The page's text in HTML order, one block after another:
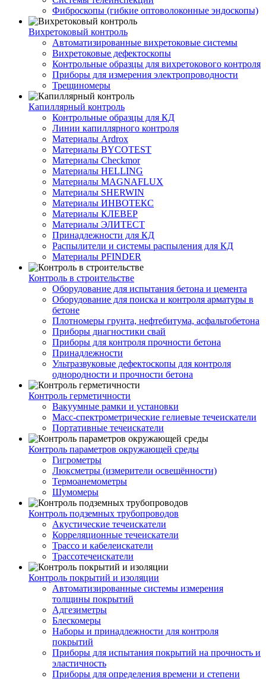
Фиброскопы (гибкие оптоволоконные эндоскопы)
Вихретоковый контроль
Автоматизированные вихретоковые системы
Вихретоковые дефектоскопы
Контрольные образцы для вихретокового контроля
Приборы для измерения электропроводности
Трещиномеры
Капиллярный контроль
Контрольные образцы для КД
Линии капиллярного контроля
Материалы Ardrox
Материалы BYCOTEST
Материалы Checkmor
Материалы HELLING
Материалы MAGNAFLUX
Материалы SHERWIN
Материалы ИНВОТЕКС
Материалы КЛЕВЕР
Материалы ЭЛИТЕСТ
Принадлежности для КД
Распылители и системы распыления для КД
Материалы PFINDER
Контроль в строительстве
Оборудование для испытания бетона и цемента
Оборудование для поиска и контроля арматуры в
бетоне
Плотномеры грунта, нефтебитума, асфальтобетона
Приборы диагностики свай
Приборы для контроля прочности бетона
Принадлежности
Ультразвуковые дефектоскопы для контроля
однородности и прочности бетона
Контроль герметичности
Вакуумные рамки и установки
Масс-спектрометрические гелиевые течеискатели
Портативные течеискатели
Контроль параметров окружающей среды
Гигрометры
Люксметры (измерители освещённости)
Термоанемометры
Шумомеры
Контроль подземных трубопроводов
Акустические течеискатели
Корреляционные течеискатели
Трассо и кабелеискатели
Трассотечеискатели
Контроль покрытий и изоляции
Автоматизированные системы измерения
толщины покрытий
Адгезиметры
Блескомеры
Наборы и принадлежности для контроля
покрытий
Приборы для испытания покрытий на прочность и
эластичность
Приборы для определения времени и степени